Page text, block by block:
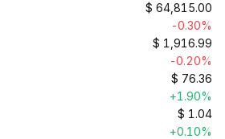
$ 64,815.00
-0.30%
$ 1,916.99
-0.20%
$ 76.36
+1.90%
$ 1.04
+0.10%